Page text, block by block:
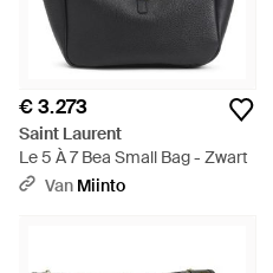
€ 3.273
Saint Laurent
Le 5 À 7 Bea Small Bag - Zwart
Van Miinto